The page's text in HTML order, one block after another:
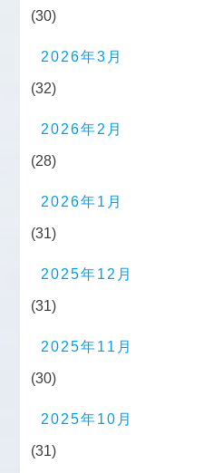
(30)
2026年3月
(32)
2026年2月
(28)
2026年1月
(31)
2025年12月
(31)
2025年11月
(30)
2025年10月
(31)